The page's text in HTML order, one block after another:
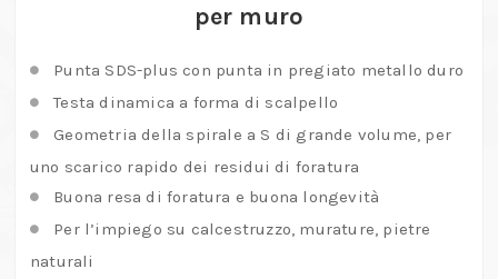
quantità
per muro
Punta SDS-plus con punta in pregiato metallo duro
Testa dinamica a forma di scalpello
Geometria della spirale a S di grande volume, per
uno scarico rapido dei residui di foratura
Buona resa di foratura e buona longevità
Per l’impiego su calcestruzzo, murature, pietre
naturali